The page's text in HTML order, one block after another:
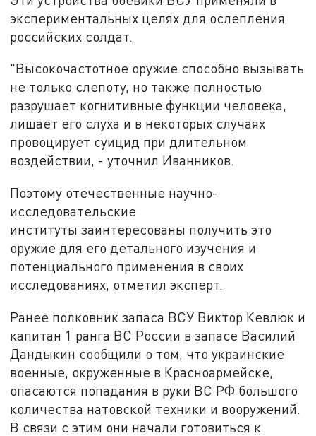
экспериментальных целях для ослепления
российских солдат.
"Высокочастотное оружие способно вызывать
не только слепоту, но также полностью
разрушает когнитивные функции человека,
лишает его слуха и в некоторых случаях
провоцирует суицид при длительном
воздействии, - уточнил Иванников.
Поэтому отечественные научно-
исследовательские
институты заинтересованы получить это
оружие для его детального изучения и
потенциального применения в своих
исследованиях, отметил эксперт.
Ранее полковник запаса ВСУ Виктор Кевлюк и
капитан 1 ранга ВС России в запасе Василий
Дандыкин сообщили о том, что украинские
военные, окруженные в Красноармейске,
опасаются попадания в руки ВС РФ большого
количества натовской техники и вооружений.
В связи с этим они начали готовиться к